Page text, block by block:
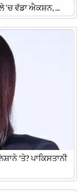
‘ਚ ਵੱਡਾ ਐਕਸ਼ਨ, ...
'ਤੇ? ਪਾਕਿਸਤਾਨੀ